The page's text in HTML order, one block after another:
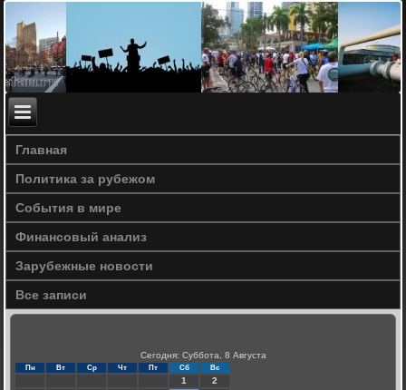
Главная
Политика за рубежом
События в мире
Финансовый анализ
Зарубежные новости
Все записи
Сегодня: Суббота, 8 Августа
Пн Вт Ср Чт Пт Сб Вс
1
2